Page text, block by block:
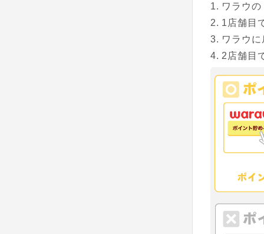
ワラウ
1店舗目
ワラウ
2店舗目